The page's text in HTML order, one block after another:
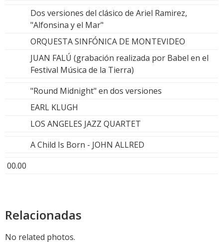
Dos versiones del clásico de Ariel Ramirez,
"Alfonsina y el Mar"
ORQUESTA SINFÓNICA DE MONTEVIDEO
JUAN FALÚ (grabación realizada por Babel en el
Festival Música de la Tierra)
"Round Midnight" en dos versiones
EARL KLUGH
LOS ANGELES JAZZ QUARTET
A Child Is Born - JOHN ALLRED
00.00
Relacionadas
No related photos.